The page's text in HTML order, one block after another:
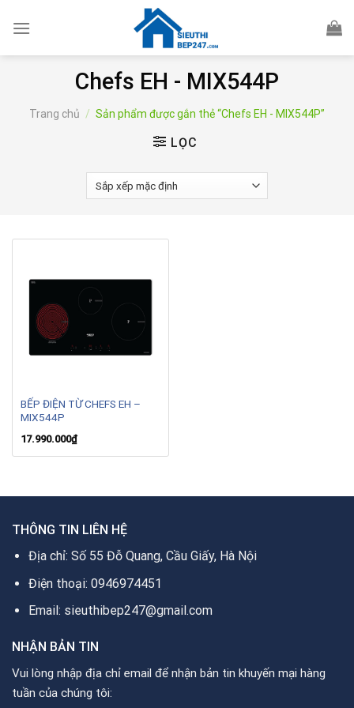
Chefs EH - MIX544P
Trang chủ / Sản phẩm được gắn thẻ “Chefs EH - MIX544P”
LỌC
BẾP ĐIỆN TỪ CHEFS EH –
MIX544P
17.990.000₫
THÔNG TIN LIÊN HỆ
Địa chỉ: Số 55 Đỗ Quang, Cầu Giấy, Hà Nội
Điện thoại: 0946974451
Email: sieuthibep247@gmail.com
NHẬN BẢN TIN
Vui lòng nhập địa chỉ email để nhận bản tin khuyến mại hàng
tuần của chúng tôi: